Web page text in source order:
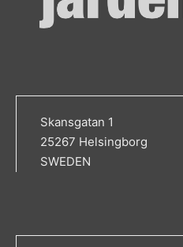
Skansgatan 1
25267 Helsingborg
SWEDEN